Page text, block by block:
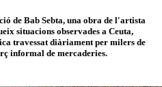
de Bab Sebta, una obra de l'artista
situacions observades a Ceuta,
travessat diàriament per milers de
informal de mercaderies.